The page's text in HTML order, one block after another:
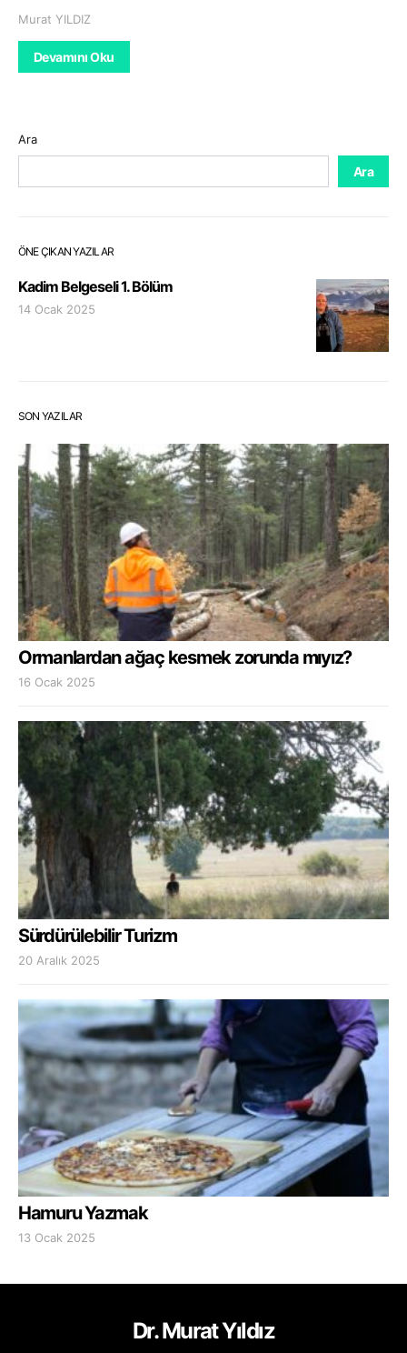
Murat YILDIZ
Devamını Oku
Ara
Ara
ÖNE ÇIKAN YAZILAR
Kadim Belgeseli 1. Bölüm
14 Ocak 2025
SON YAZILAR
Ormanlardan ağaç kesmek zorunda mıyız?
16 Ocak 2025
Sürdürülebilir Turizm
20 Aralık 2025
Hamuru Yazmak
13 Ocak 2025
Dr. Murat Yıldız